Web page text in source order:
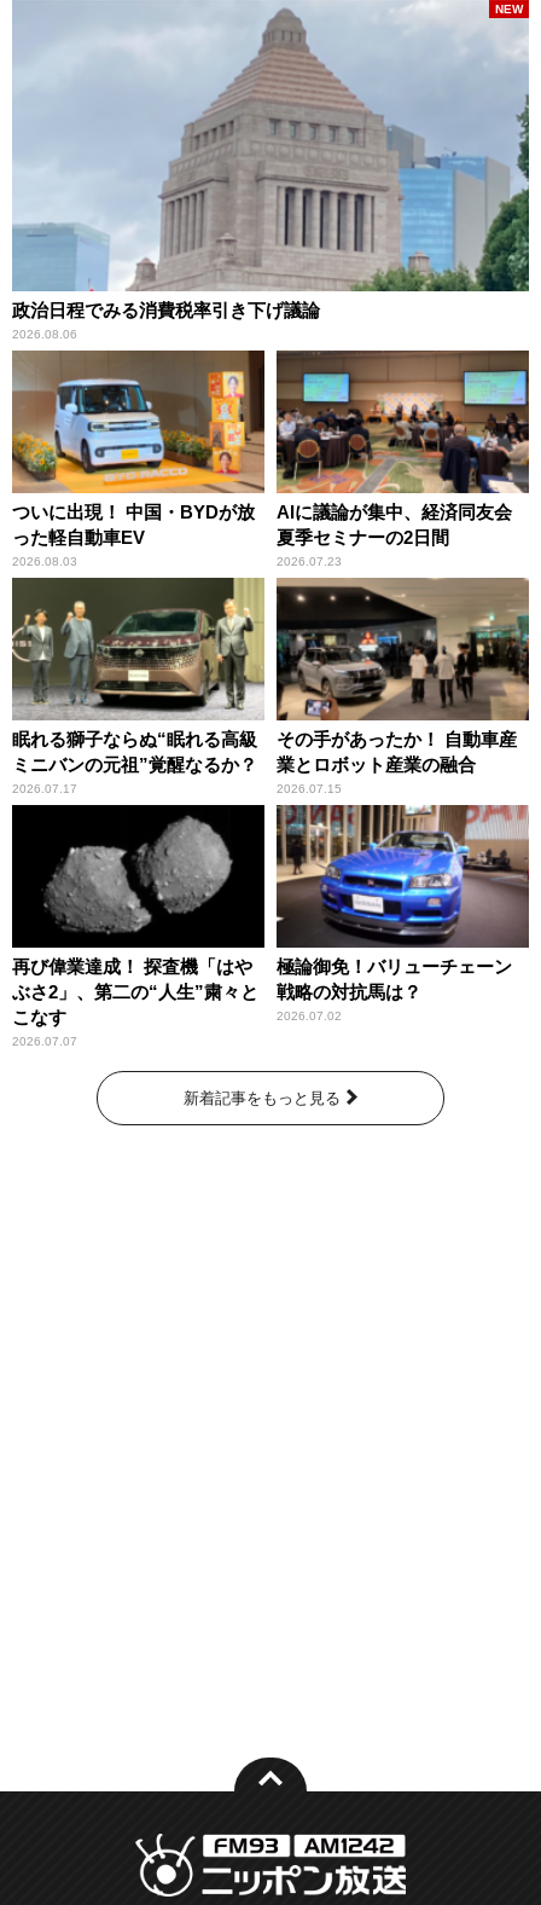
政治日程でみる消費税率引き下げ議論
2026.08.06
NEW
ついに出現！ 中国・BYDが放
った軽自動車EV
2026.08.03
AIに議論が集中、経済同友会
夏季セミナーの2日間
2026.07.23
眠れる獅子ならぬ“眠れる高級
ミニバンの元祖”覚醒なるか？
2026.07.17
その手があったか！ 自動車産
業とロボット産業の融合
2026.07.15
再び偉業達成！ 探査機「はや
ぶさ2」、第二の“人生”粛々と
こなす
2026.07.07
極論御免！バリューチェーン
戦略の対抗馬は？
2026.07.02
新着記事をもっと見る